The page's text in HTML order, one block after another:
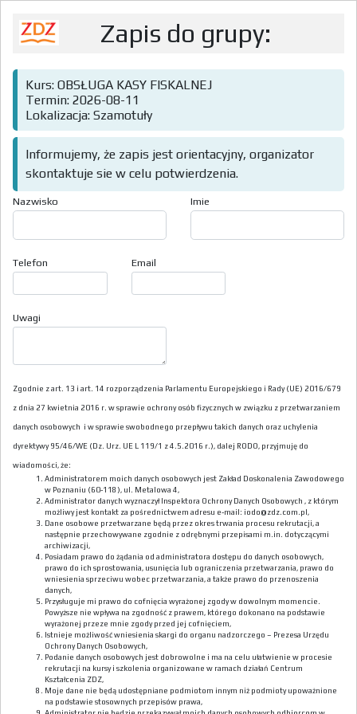
Zapis do grupy:
Kurs: OBSŁUGA KASY FISKALNEJ
Termin: 2026-08-11
Lokalizacja: Szamotuły
Informujemy, że zapis jest orientacyjny, organizator
skontaktuje sie w celu potwierdzenia.
Nazwisko Imie
Telefon Email
Uwagi
Zgodnie z art. 13 i art. 14 rozporządzenia Parlamentu Europejskiego i Rady (UE) 2016/679
z dnia 27 kwietnia 2016 r. w sprawie ochrony osób fizycznych w związku z przetwarzaniem
danych osobowych i w sprawie swobodnego przepływu takich danych oraz uchylenia
dyrektywy 95/46/WE (Dz. Urz. UE L 119/1 z 4.5.2016 r.), dalej RODO, przyjmuję do
wiadomości, że:
Administratorem moich danych osobowych jest Zakład Doskonalenia Zawodowego
w Poznaniu (60-118), ul. Metalowa 4,
Administrator danych wyznaczył Inspektora Ochrony Danych Osobowych , z którym
możliwy jest kontakt za pośrednictwem adresu e-mail: iodo@zdz.com.pl,
Dane osobowe przetwarzane będą przez okres trwania procesu rekrutacji, a
następnie przechowywane zgodnie z odrębnymi przepisami m.in. dotyczącymi
archiwizacji,
Posiadam prawo do żądania od administratora dostępu do danych osobowych,
prawo do ich sprostowania, usunięcia lub ograniczenia przetwarzania, prawo do
wniesienia sprzeciwu wobec przetwarzania, a także prawo do przenoszenia
danych,
Przysługuje mi prawo do cofnięcia wyrażonej zgody w dowolnym momencie.
Powyższe nie wpływa na zgodność z prawem, którego dokonano na podstawie
wyrażonej przeze mnie zgody przed jej cofnięciem,
Istnieje możliwość wniesienia skargi do organu nadzorczego – Prezesa Urzędu
Ochrony Danych Osobowych,
Podanie danych osobowych jest dobrowolne i ma na celu ułatwienie w procesie
rekrutacji na kursy i szkolenia organizowane w ramach działań Centrum
Kształcenia ZDZ,
Moje dane nie będą udostępniane podmiotom innym niż podmioty upoważnione
na podstawie stosownych przepisów prawa,